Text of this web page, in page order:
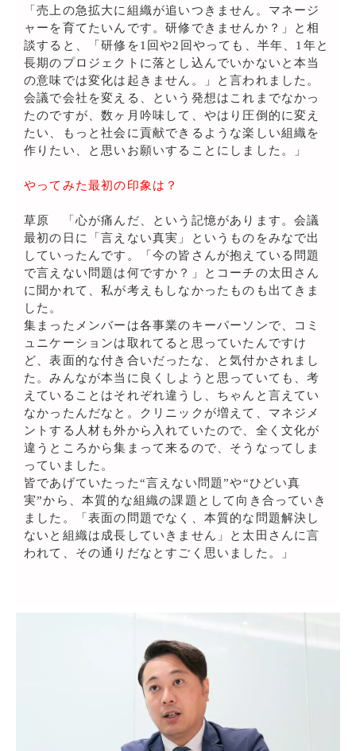
「売上の急拡大に組織が追いつきません。マネージ
ャーを育てたいんです。研修できませんか？」と相
談すると、「研修を1回や2回やっても、半年、1年と
長期のプロジェクトに落とし込んでいかないと本当
の意味では変化は起きません。」と言われました。
会議で会社を変える、という発想はこれまでなかっ
たのですが、数ヶ月吟味して、やはり圧倒的に変え
たい、もっと社会に貢献できるような楽しい組織を
作りたい、と思いお願いすることにしました。」
やってみた最初の印象は？
草原 「心が痛んだ、という記憶があります。会議
最初の日に「言えない真実」というものをみなで出
していったんです。「今の皆さんが抱えている問題
で言えない問題は何ですか？」とコーチの太田さん
に聞かれて、私が考えもしなかったものも出てきま
した。
集まったメンバーは各事業のキーパーソンで、コミ
ュニケーションは取れてると思っていたんですけ
ど、表面的な付き合いだったな、と気付かされまし
た。みんなが本当に良くしようと思っていても、考
えていることはそれぞれ違うし、ちゃんと言えてい
なかったんだなと。クリニックが増えて、マネジメ
ントする人材も外から入れていたので、全く文化が
違うところから集まって来るので、そうなってしま
っていました。
皆であげていたった“言えない問題”や“ひどい真
実”から、本質的な組織の課題として向き合っていき
ました。「表面の問題でなく、本質的な問題解決し
ないと組織は成長していきません」と太田さんに言
われて、その通りだなとすごく思いました。」